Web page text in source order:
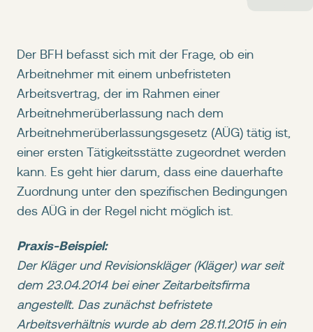
Der BFH befasst sich mit der Frage, ob ein
Arbeitnehmer mit einem unbefristeten
Arbeitsvertrag, der im Rahmen einer
Arbeitnehmerüberlassung nach dem
Arbeitnehmerüberlassungsgesetz (AÜG) tätig ist,
einer ersten Tätigkeitsstätte zugeordnet werden
kann. Es geht hier darum, dass eine dauerhafte
Zuordnung unter den spezifischen Bedingungen
des AÜG in der Regel nicht möglich ist.
Praxis-Beispiel:
Der Kläger und Revisionskläger (Kläger) war seit
dem 23.04.2014 bei einer Zeitarbeitsfirma
angestellt. Das zunächst befristete
Arbeitsverhältnis wurde ab dem 28.11.2015 in ein